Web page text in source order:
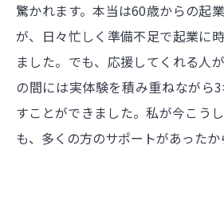
驚かれます。本当は60歳からの起
が、日々忙しく準備不足で起業に
ました。でも、応援してくれる人
の間には実体験を積み重ねながら
すことができました。私が今こう
も、多くの方のサポートがあったか